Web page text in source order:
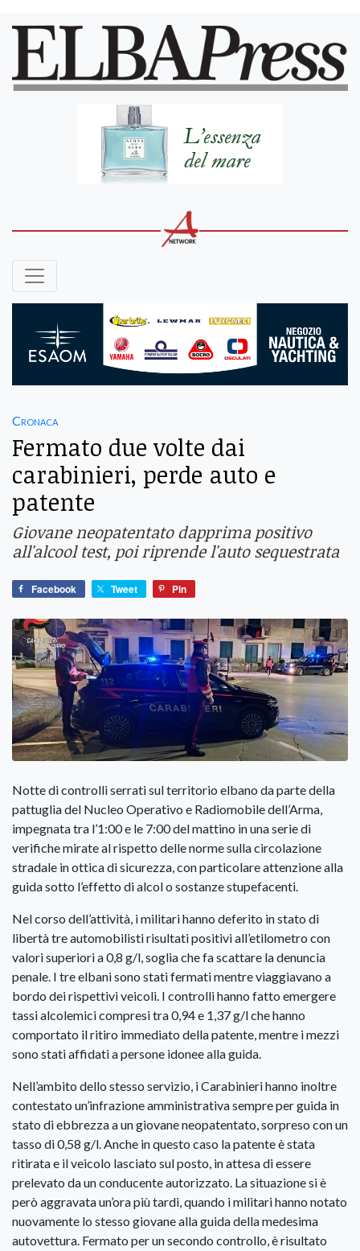
Cronaca
Fermato due volte dai
carabinieri, perde auto e
patente
Giovane neopatentato dapprima positivo
all'alcool test, poi riprende l'auto sequestrata
Facebook Tweet Pin
Notte di controlli serrati sul territorio elbano da parte della
pattuglia del Nucleo Operativo e Radiomobile dell’Arma,
impegnata tra l’1:00 e le 7:00 del mattino in una serie di
verifiche mirate al rispetto delle norme sulla circolazione
stradale in ottica di sicurezza, con particolare attenzione alla
guida sotto l’effetto di alcol o sostanze stupefacenti.
Nel corso dell’attività, i militari hanno deferito in stato di
libertà tre automobilisti risultati positivi all’etilometro con
valori superiori a 0,8 g/l, soglia che fa scattare la denuncia
penale. I tre elbani sono stati fermati mentre viaggiavano a
bordo dei rispettivi veicoli. I controlli hanno fatto emergere
tassi alcolemici compresi tra 0,94 e 1,37 g/l che hanno
comportato il ritiro immediato della patente, mentre i mezzi
sono stati affidati a persone idonee alla guida.
Nell’ambito dello stesso servizio, i Carabinieri hanno inoltre
contestato un’infrazione amministrativa sempre per guida in
stato di ebbrezza a un giovane neopatentato, sorpreso con un
tasso di 0,58 g/l. Anche in questo caso la patente è stata
ritirata e il veicolo lasciato sul posto, in attesa di essere
prelevato da un conducente autorizzato. La situazione si è
però aggravata un’ora più tardi, quando i militari hanno notato
nuovamente lo stesso giovane alla guida della medesima
autovettura. Fermato per un secondo controllo, è risultato